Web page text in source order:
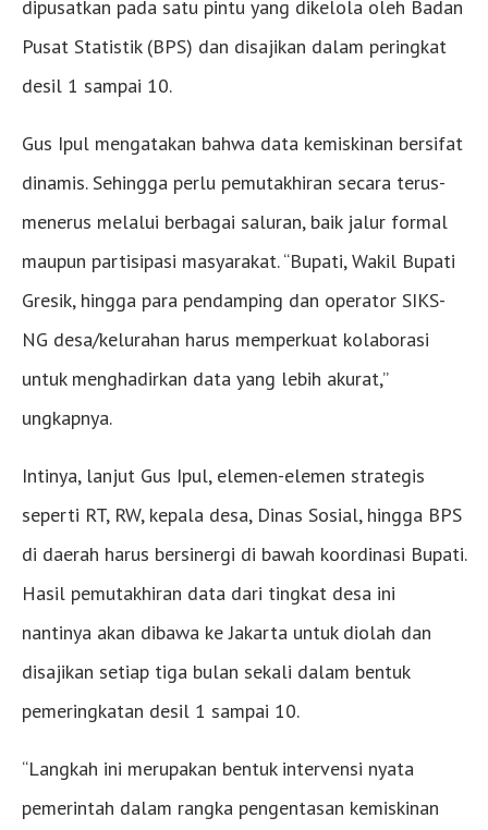
dipusatkan pada satu pintu yang dikelola oleh Badan
Pusat Statistik (BPS) dan disajikan dalam peringkat
desil 1 sampai 10.
Gus Ipul mengatakan bahwa data kemiskinan bersifat
dinamis. Sehingga perlu pemutakhiran secara terus-
menerus melalui berbagai saluran, baik jalur formal
maupun partisipasi masyarakat. “Bupati, Wakil Bupati
Gresik, hingga para pendamping dan operator SIKS-
NG desa/kelurahan harus memperkuat kolaborasi
untuk menghadirkan data yang lebih akurat,”
ungkapnya.
Intinya, lanjut Gus Ipul, elemen-elemen strategis
seperti RT, RW, kepala desa, Dinas Sosial, hingga BPS
di daerah harus bersinergi di bawah koordinasi Bupati.
Hasil pemutakhiran data dari tingkat desa ini
nantinya akan dibawa ke Jakarta untuk diolah dan
disajikan setiap tiga bulan sekali dalam bentuk
pemeringkatan desil 1 sampai 10.
“Langkah ini merupakan bentuk intervensi nyata
pemerintah dalam rangka pengentasan kemiskinan